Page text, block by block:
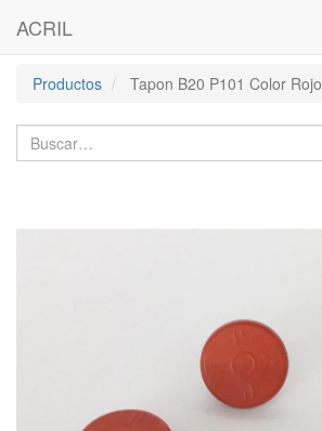
ACRIL
Productos Tapon B20 P101 Color Rojo